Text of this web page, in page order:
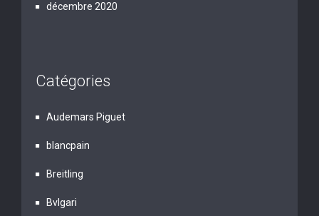
décembre 2020
Catégories
Audemars Piguet
blancpain
Breitling
Bvlgari